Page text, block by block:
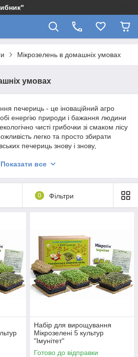
Мікрозелень в домашніх умовах
умовах
печериць - це іноваційний агро
енергію природи і бажання людини
чисті грибочки зі смаком лісу
легко та просто збирати
печериць знову і знову,
Показати все
0 Фільтри
Набір для вирощування
Мікрозелені 5 культур
"Імунітет"
Готово до відправки